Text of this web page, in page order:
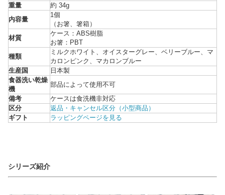
重量
約 34g
内容量
1個
（お箸、箸箱）
材質
ケース：ABS樹脂
お箸：PBT
種類
ミルクホワイト、オイスターグレー、ベリーブルー、マ
カロンピンク、マカロンブルー
生産国
日本製
食器洗い乾燥
機
部品によって使用不可
備考
ケースは食洗機非対応
区分
返品・キャンセル区分（小型商品）
ギフト
ラッピングページを見る
シリーズ紹介